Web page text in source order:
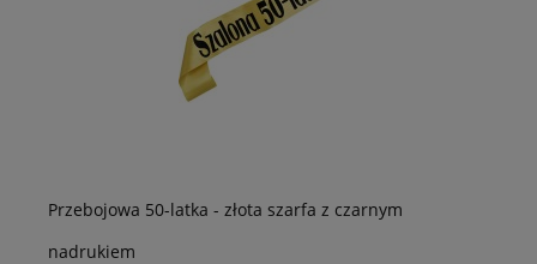
Przebojowa 50-latka - złota szarfa z czarnym
nadrukiem